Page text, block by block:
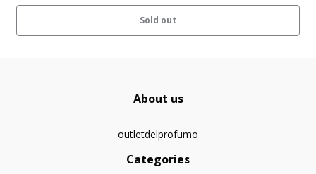
Sold out
About us
outletdelprofumo
Categories